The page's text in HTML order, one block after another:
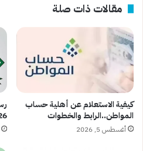
مقالات ذات صلة
كيفية الاستعلام عن أهلية حساب
المواطن..الرابط والخطوات
أغسطس 5, 2026
2026